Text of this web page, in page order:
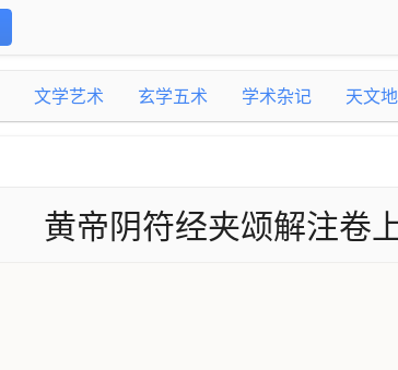
文学艺术 玄学五术 学术杂记 天文
黄帝阴符经夹颂解注卷